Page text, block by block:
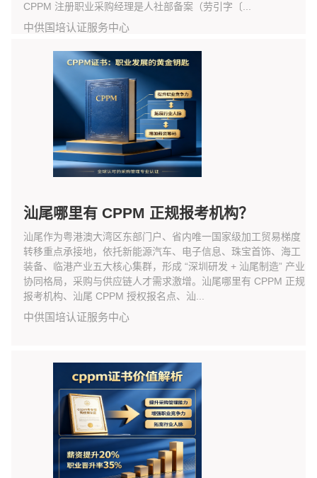
CPPM 注册职业采购经理是人社部备案（劳引字〔...
中供国培认证服务中心
汕尾哪里有 CPPM 正规报考机构？
汕尾作为粤港澳大湾区东部门户、省内唯一国家级加工贸易梯度
转移重点承接地，依托新能源汽车、电子信息、珠宝首饰、海工
装备、临港产业五大核心集群，形成 “深圳研发 + 汕尾制造” 产业
协同格局，采购与供应链人才需求激增。汕尾哪里有 CPPM 正规
报考机构、汕尾 CPPM 授权报名点、汕...
中供国培认证服务中心